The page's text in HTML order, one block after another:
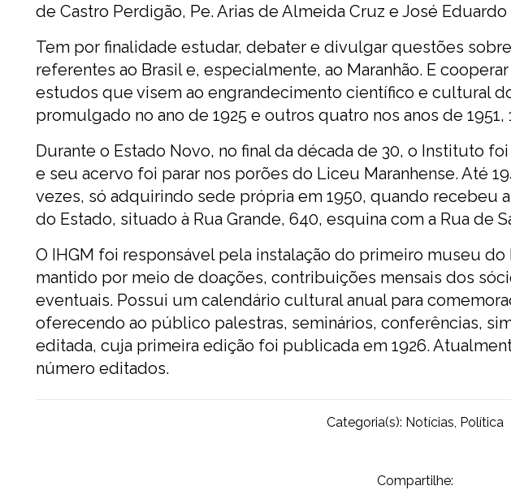
de Castro Perdigão, Pe. Arias de Almeida Cruz e José
Tem por finalidade estudar, debater e divulgar questões
referentes ao Brasil e, especialmente, ao Maranhão. E
estudos que visem ao engrandecimento científico e cultural
promulgado no ano de 1925 e outros quatro nos anos de 1951,
Durante o Estado Novo, no final da década de 30, o Instituto
e seu acervo foi parar nos porões do Liceu Maranhense. Até
vezes, só adquirindo sede própria em 1950, quando recebeu
do Estado, situado à Rua Grande, 640, esquina com a Rua de
O IHGM foi responsável pela instalação do primeiro museu do
mantido por meio de doações, contribuições mensais dos
eventuais. Possui um calendário cultural anual para
oferecendo ao público palestras, seminários, conferências,
editada, cuja primeira edição foi publicada em 1926.
número editados.
Categoria(s): Notícias, Política
Compartilhe: